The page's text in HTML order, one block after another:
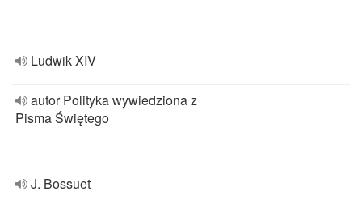
Ludwik XIV
autor Polityka wywiedziona z
Pisma Świętego
J. Bossuet